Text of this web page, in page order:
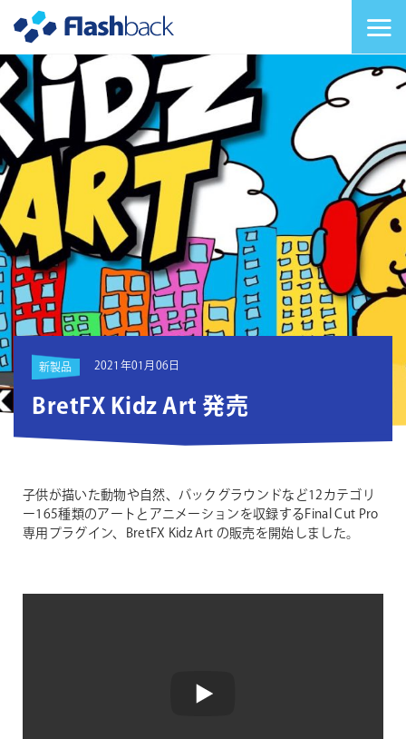
新製品 2021年01月06日
BretFX Kidz Art 発売
子供が描いた動物や自然、バックグラウンドなど12カテゴリ
ー165種類のアートとアニメーションを収録するFinal Cut Pro
専用プラグイン、BretFX Kidz Art の販売を開始しました。